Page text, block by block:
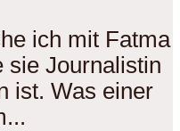
ich mit Fatma
sie Journalistin
ist. Was einer